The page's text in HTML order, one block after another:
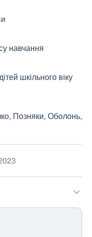
навчання
шкільного віку
Позняки, Оболонь,